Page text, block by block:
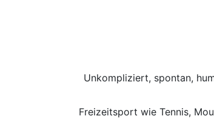
Unkompliziert, spontan,
Freizeitsport wie Tennis,